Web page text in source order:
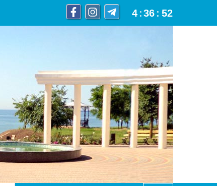
4 :36 : 53